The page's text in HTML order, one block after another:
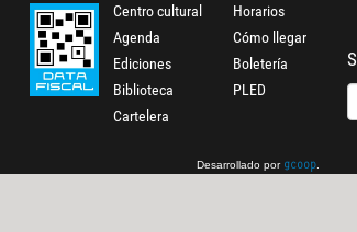
Centro cultural
Agenda
Ediciones
Biblioteca
Cartelera
Horarios
Cómo llegar
Boletería
PLED
Desarrollado por gcoop